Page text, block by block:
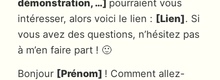
démonstration, …] pourraient vous
intéresser, alors voici le lien : [Lien]. Si
vous avez des questions, n’hésitez pas
à m’en faire part ! 🙂
Bonjour [Prénom] ! Comment allez-